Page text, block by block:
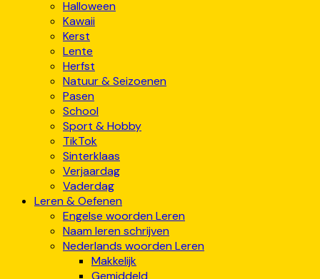
Halloween
Kawaii
Kerst
Lente
Herfst
Natuur & Seizoenen
Pasen
School
Sport & Hobby
TikTok
Sinterklaas
Verjaardag
Vaderdag
Leren & Oefenen
Engelse woorden Leren
Naam leren schrijven
Nederlands woorden Leren
Makkelijk
Gemiddeld